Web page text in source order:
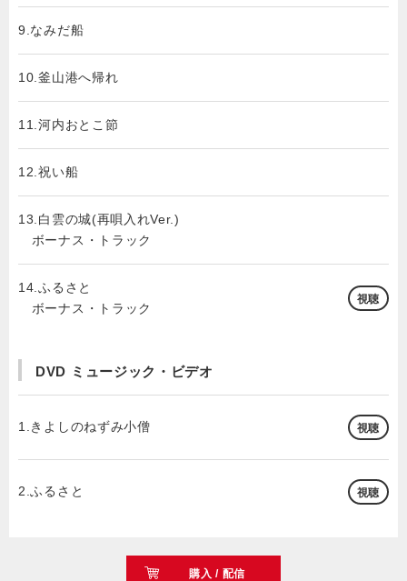
9.なみだ船
10.釜山港へ帰れ
11.河内おとこ節
12.祝い船
13.白雲の城(再唄入れVer.)
ボーナス・トラック
14.ふるさと
ボーナス・トラック
視聴
DVD ミュージック・ビデオ
1.きよしのねずみ小僧 視聴
2.ふるさと 視聴
購入 / 配信